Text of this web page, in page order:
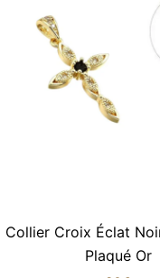
Collier Croix Éclat
Plaqué Or